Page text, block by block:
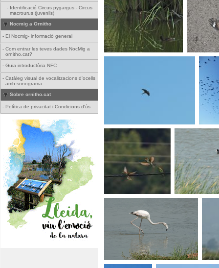
- Identificació Circus pygargus - Circus
macrourus (juvenils)
Nocmig a Ornitho
- El Nocmig- informació general
- Com entrar les teves dades NocMig a
ornitho.cat?
- Guia introductòria NFC
- Catàleg visual de vocalitzacions d'ocells
amb sonograma
Sobre ornitho.cat
- Política de privacitat i Condicions d'ús